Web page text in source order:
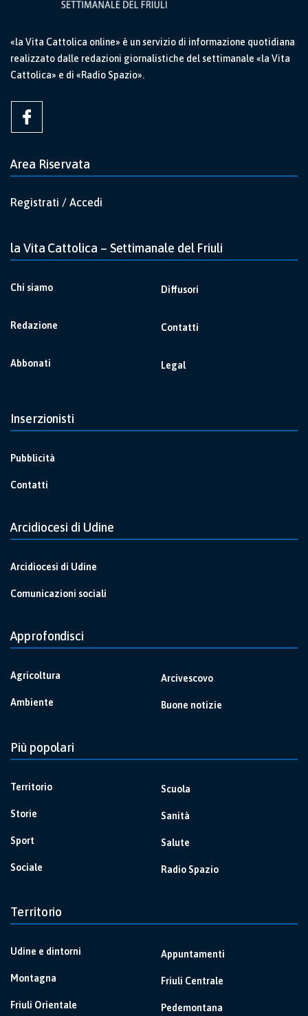
«la Vita Cattolica online» è un servizio di informazione quotidiana
realizzato dalle redazioni giornalistiche del settimanale «la Vita
Cattolica» e di «Radio Spazio».
Area Riservata
Registrati / Accedi
la Vita Cattolica – Settimanale del Friuli
Chi siamo
Redazione
Abbonati
Diffusori
Contatti
Legal
Inserzionisti
Pubblicità
Contatti
Arcidiocesi di Udine
Arcidiocesi di Udine
Comunicazioni sociali
Approfondisci
Agricoltura
Ambiente
Arcivescovo
Buone notizie
Più popolari
Territorio
Storie
Sport
Sociale
Scuola
Sanità
Salute
Radio Spazio
Territorio
Udine e dintorni
Montagna
Friuli Orientale
Appuntamenti
Friuli Centrale
Pedemontana